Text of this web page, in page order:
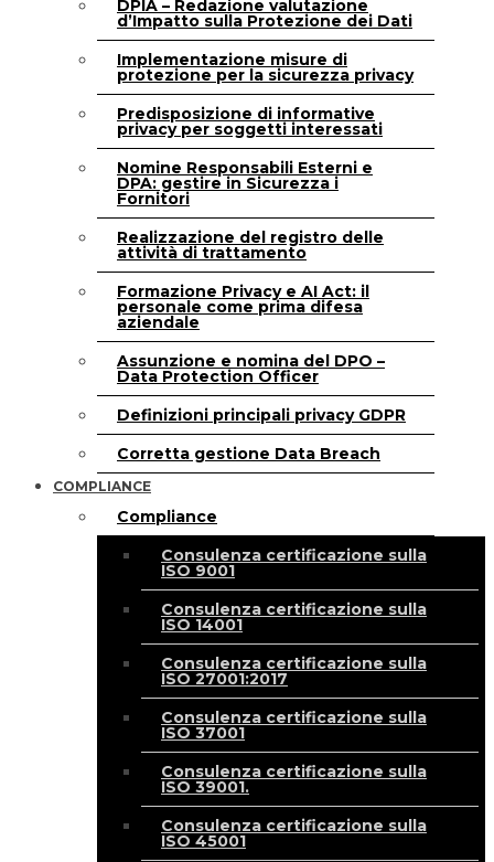
DPIA – Redazione valutazione
d’Impatto sulla Protezione dei Dati
Implementazione misure di
protezione per la sicurezza privacy
Predisposizione di informative
privacy per soggetti interessati
Nomine Responsabili Esterni e
DPA: gestire in Sicurezza i
Fornitori
Realizzazione del registro delle
attività di trattamento
Formazione Privacy e AI Act: il
personale come prima difesa
aziendale
Assunzione e nomina del DPO –
Data Protection Officer
Definizioni principali privacy GDPR
Corretta gestione Data Breach
COMPLIANCE
Compliance
Consulenza certificazione sulla
ISO 9001
Consulenza certificazione sulla
ISO 14001
Consulenza certificazione sulla
ISO 27001:2017
Consulenza certificazione sulla
ISO 37001
Consulenza certificazione sulla
ISO 39001.
Consulenza certificazione sulla
ISO 45001